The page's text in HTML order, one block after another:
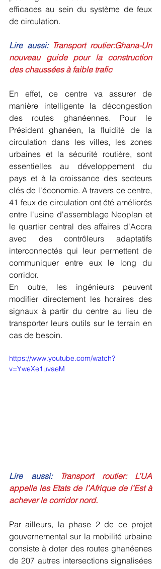
efficaces au sein du système de feux
de circulation.
Lire aussi: Transport routier:Ghana-Un
nouveau guide pour la construction
des chaussées à faible trafic
En effet, ce centre va assurer de
manière intelligente la décongestion
des routes ghanéennes. Pour le
Président ghanéen, la fluidité de la
circulation dans les villes, les zones
urbaines et la sécurité routière, sont
essentielles au développement du
pays et à la croissance des secteurs
clés de l'économie. A travers ce centre,
41 feux de circulation ont été améliorés
entre l'usine d'assemblage Neoplan et
le quartier central des affaires d'Accra
avec des contrôleurs adaptatifs
interconnectés qui leur permettent de
communiquer entre eux le long du
corridor.
En outre, les ingénieurs peuvent
modifier directement les horaires des
signaux à partir du centre au lieu de
transporter leurs outils sur le terrain en
cas de besoin.
https://www.youtube.com/watch?
v=YweXe1uvaeM
Lire aussi:
Transport routier: L’UA
appelle les Etats de l’Afrique de l’Est à
achever le corridor nord.
Par ailleurs, la phase 2 de ce projet
gouvernemental sur la mobilité urbaine
consiste à doter des routes ghanéenes
de 207 autres intersections signalisées